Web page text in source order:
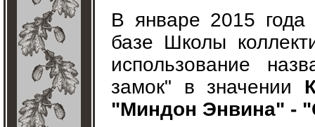
В январе 2015 года
базе Школы
использование
замок" в значении
"Миндон Энвина" -